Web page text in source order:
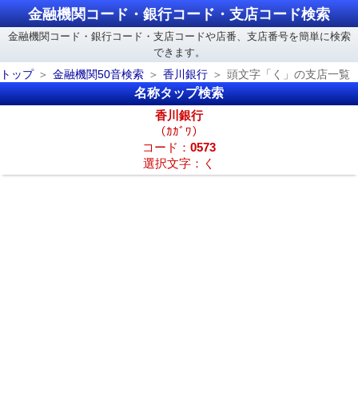
金融機関コード・銀行コード・支店コード検索
金融機関コード・銀行コード・支店コードや店番、支店番号を簡単に検索
できます。
トップ
金融機関50音検索 香川銀行 頭文字「く」の支店一覧
名称タップ検索
香川銀行
（ｶｶﾞﾜ）
コード： 0573
選択文字：く